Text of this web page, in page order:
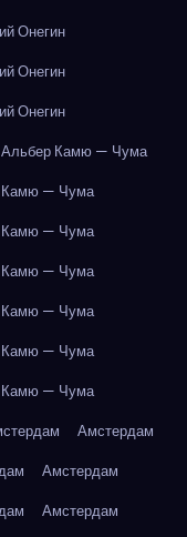
Онегин
Онегин
Онегин
Альбер Камю — Чума
Камю — Чума
Камю — Чума
Камю — Чума
Камю — Чума
Камю — Чума
Камю — Чума
Амстердам
Амстердам
Амстердам